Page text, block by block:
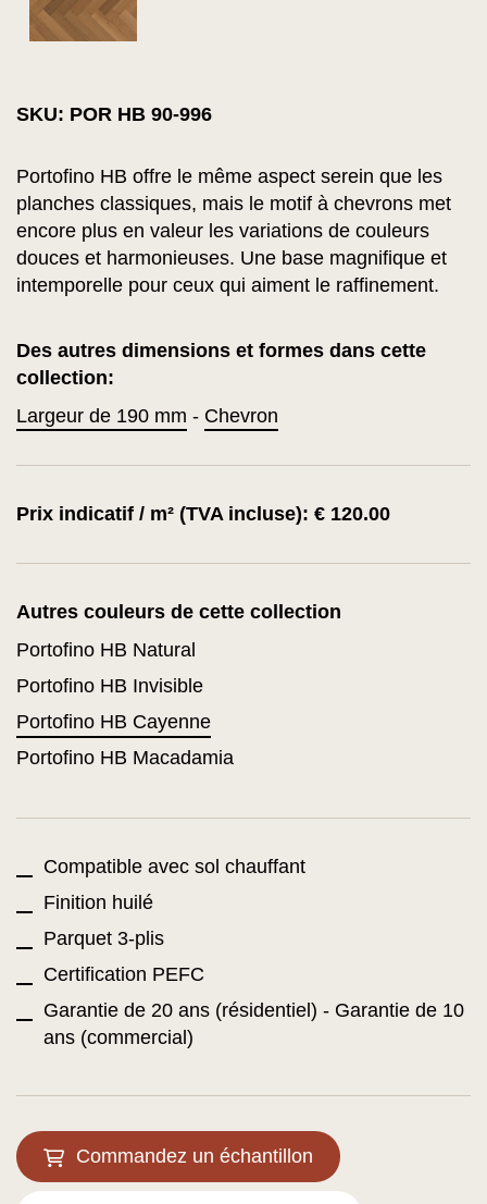
SKU: POR HB 90-996
Portofino HB offre le même aspect serein que les
planches classiques, mais le motif à chevrons met
encore plus en valeur les variations de couleurs
douces et harmonieuses. Une base magnifique et
intemporelle pour ceux qui aiment le raffinement.
Des autres dimensions et formes dans cette
collection:
Largeur de 190 mm - Chevron
Prix indicatif / m² (TVA incluse): € 120.00
Autres couleurs de cette collection
Portofino HB Natural
Portofino HB Invisible
Portofino HB Cayenne
Portofino HB Macadamia
Compatible avec sol chauffant
Finition huilé
Parquet 3-plis
Certification PEFC
Garantie de 20 ans (résidentiel) - Garantie de 10
ans (commercial)
Commandez un échantillon